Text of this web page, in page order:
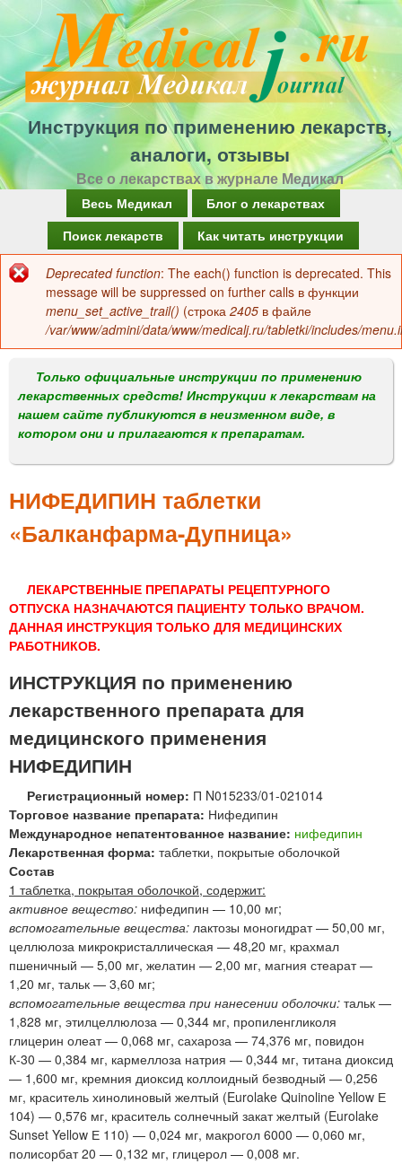
Перейти
к
основному
содержанию
Инструкция по применению лекарств,
аналоги, отзывы
Все о лекарствах в журнале Медикал
а
в
о
м
е
н
Весь Медикал
Блог о лекарствах
Поиск лекарств
Как читать инструкции
Сообщение
об
ошибке
Deprecated function: The each() function is deprecated. This
message will be suppressed on further calls в функции
menu_set_active_trail() (строка 2405 в файле
/var/www/admini/data/www/medicalj.ru/tabletki/includes/
Только официальные инструкции по применению
лекарственных средств! Инструкции к лекарствам на
нашем сайте публикуются в неизменном виде, в
котором они и прилагаются к препаратам.
НИФЕДИПИН таблетки
«Балканфарма-Дупница»
ЛЕКАРСТВЕННЫЕ ПРЕПАРАТЫ РЕЦЕПТУРНОГО
ОТПУСКА НАЗНАЧАЮТСЯ ПАЦИЕНТУ ТОЛЬКО ВРАЧОМ.
ДАННАЯ ИНСТРУКЦИЯ ТОЛЬКО ДЛЯ МЕДИЦИНСКИХ
РАБОТНИКОВ.
ИНСТРУКЦИЯ по применению
лекарственного препарата для
медицинского применения
НИФЕДИПИН
Регистрационный номер: П N015233/01-021014
Торговое название препарата: Нифедипин
Международное непатентованное название: нифедипин
Лекарственная форма: таблетки, покрытые оболочкой
Состав
1 таблетка, покрытая оболочкой, содержит:
активное вещество: нифедипин — 10,00 мг;
вспомогательные вещества: лактозы моногидрат — 50,00 мг,
целлюлоза микрокристаллическая — 48,20 мг, крахмал
пшеничный — 5,00 мг, желатин — 2,00 мг, магния стеарат —
1,20 мг, тальк — 3,60 мг;
вспомогательные вещества при нанесении оболочки: тальк —
1,828 мг, этилцеллюлоза — 0,344 мг, пропиленгликоля
глицерин олеат — 0,068 мг, сахароза — 74,376 мг, повидон
К-30 — 0,384 мг, кармеллоза натрия — 0,344 мг, титана диоксид
— 1,600 мг, кремния диоксид коллоидный безводный — 0,256
мг, краситель хинолиновый желтый (Eurolake Quinoline Yellow Е
104) — 0,576 мг, краситель солнечный закат желтый (Eurolake
Sunset Yellow Е 110) — 0,024 мг, макрогол 6000 — 0,060 мг,
полисорбат 20 — 0,132 мг, глицерол — 0,008 мг.